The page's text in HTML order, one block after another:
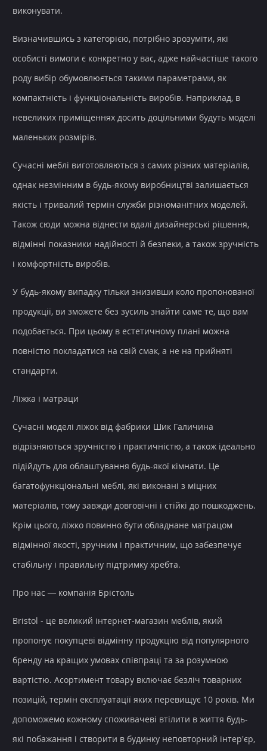
виконувати.
Визначившись з категорією, потрібно зрозуміти, які
особисті вимоги є конкретно у вас, адже найчастіше такого
роду вибір обумовлюється такими параметрами, як
компактність і функціональність виробів. Наприклад, в
невеликих приміщеннях досить доцільними будуть моделі
маленьких розмірів.
Сучасні меблі виготовляються з самих різних матеріалів,
однак незмінним в будь-якому виробництві залишається
якість і тривалий термін служби різноманітних моделей.
Також сюди можна віднести вдалі дизайнерські рішення,
відмінні показники надійності й безпеки, а також зручність
і комфортність виробів.
У будь-якому випадку тільки знизивши коло пропонованої
продукції, ви зможете без зусиль знайти саме те, що вам
подобається. При цьому в естетичному плані можна
повністю покладатися на свій смак, а не на прийняті
стандарти.
Ліжка і матраци
Сучасні моделі ліжок від фабрики Шик Галичина
відрізняються зручністю і практичністю, а також ідеально
підійдуть для облаштування будь-якої кімнати. Це
багатофункціональні меблі, які виконані з міцних
матеріалів, тому завжди довговічні і стійкі до пошкоджень.
Крім цього, ліжко повинно бути обладнане матрацом
відмінної якості, зручним і практичним, що забезпечує
стабільну і правильну підтримку хребта.
Про нас — компанія Брістоль
Bristol - це великий інтернет-магазин меблів, який
пропонує покупцеві відмінну продукцію від популярного
бренду на кращих умовах співпраці та за розумною
вартістю. Асортимент товару включає безліч товарних
позицій, термін експлуатації яких перевищує 10 років. Ми
допоможемо кожному споживачеві втілити в життя будь-
які побажання і створити в будинку неповторний інтер'єр,